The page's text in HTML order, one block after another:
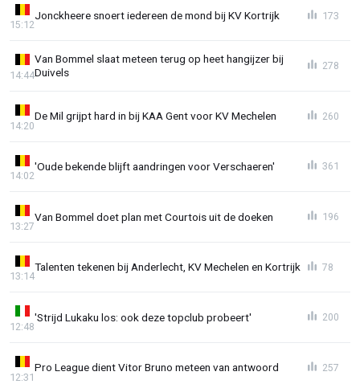
Jonckheere snoert iedereen de mond bij KV Kortrijk
15:12
173
Van Bommel slaat meteen terug op heet hangijzer bij
Duivels
14:44
278
De Mil grijpt hard in bij KAA Gent voor KV Mechelen
14:20
260
'Oude bekende blijft aandringen voor Verschaeren'
14:02
361
Van Bommel doet plan met Courtois uit de doeken
13:27
196
Talenten tekenen bij Anderlecht, KV Mechelen en Kortrijk
13:14
78
'Strijd Lukaku los: ook deze topclub probeert'
12:48
200
Pro League dient Vitor Bruno meteen van antwoord
12:31
257